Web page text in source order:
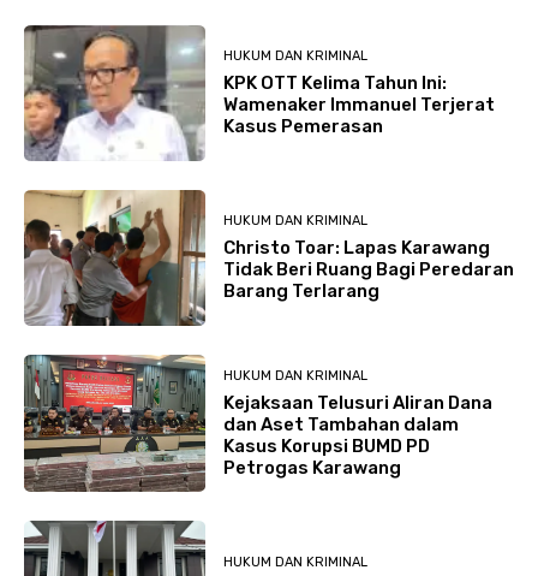
HUKUM DAN KRIMINAL
KPK OTT Kelima Tahun Ini:
Wamenaker Immanuel Terjerat
Kasus Pemerasan
HUKUM DAN KRIMINAL
Christo Toar: Lapas Karawang
Tidak Beri Ruang Bagi Peredaran
Barang Terlarang
HUKUM DAN KRIMINAL
Kejaksaan Telusuri Aliran Dana
dan Aset Tambahan dalam
Kasus Korupsi BUMD PD
Petrogas Karawang
HUKUM DAN KRIMINAL